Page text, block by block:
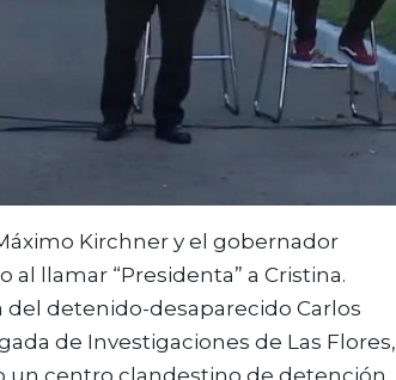
Kirchner y el gobernador
llamar “Presidenta” a Cristina.
del detenido-desaparecido Carlos
de Investigaciones de Las Flores,
un centro clandestino de detención